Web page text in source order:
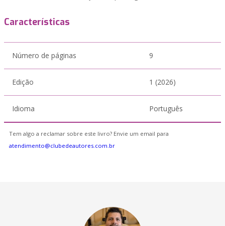
Características
Número de páginas 9
Edição 1 (2026)
Idioma Português
Tem algo a reclamar sobre este livro? Envie um email para
atendimento@clubedeautores.com.br